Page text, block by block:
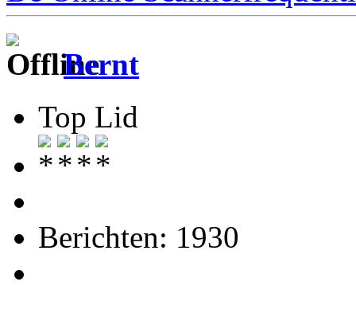
Bernt
Top Lid
Berichten: 1930